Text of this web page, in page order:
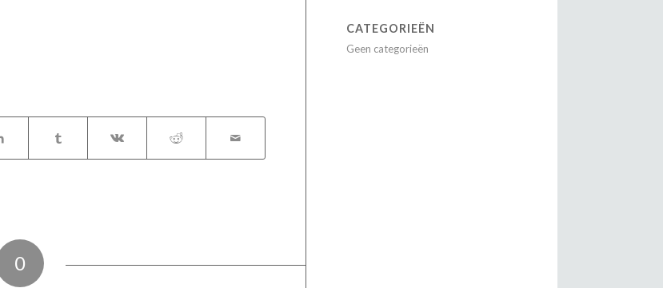
0
CATEGORIEËN
Geen categorieën